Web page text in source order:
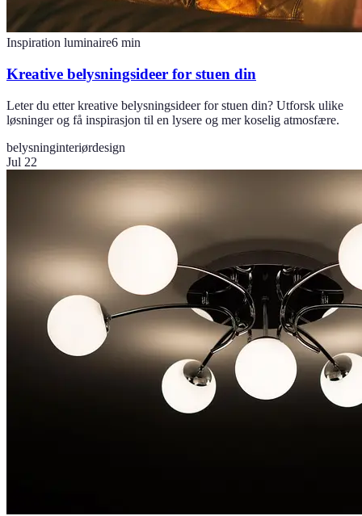
Inspiration luminaire6 min
Kreative belysningsideer for stuen din
Leter du etter kreative belysningsideer for stuen din? Utforsk ulike
løsninger og få inspirasjon til en lysere og mer koselig atmosfære.
belysninginteriørdesign
Jul 22